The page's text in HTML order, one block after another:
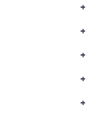
+
+
+
+
+